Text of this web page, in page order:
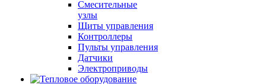
Смесительные
узлы
Щиты управления
Контроллеры
Пульты управления
Датчики
Электроприводы